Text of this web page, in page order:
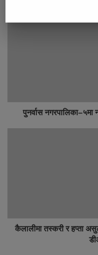
पुनर्वास
कैलालीमा तस्करी र हप्ता